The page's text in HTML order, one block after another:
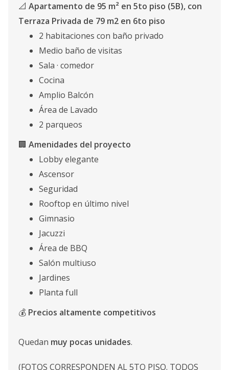
📐 Apartamento de 95 m² en 5to piso (5B), con
Terraza Privada de 79 m2 en 6to piso
2 habitaciones con baño privado
Medio baño de visitas
Sala · comedor
Cocina
Amplio Balcón
Área de Lavado
2 parqueos
🏢 Amenidades del proyecto
Lobby elegante
Ascensor
Seguridad
Rooftop en último nivel
Gimnasio
Jacuzzi
Área de BBQ
Salón multiuso
Jardines
Planta full
💰 Precios altamente competitivos
Quedan muy pocas unidades.
(FOTOS CORRESPONDEN AL 5TO PISO. TODOS